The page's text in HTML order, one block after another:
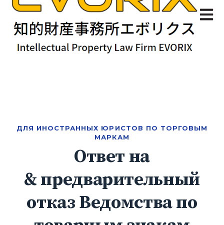
ДЛЯ ИНОСТРАННЫХ ЮРИСТОВ ПО ТОРГОВЫМ
МАРКАМ
Ответ на
& предварительный
отказ Ведомства по